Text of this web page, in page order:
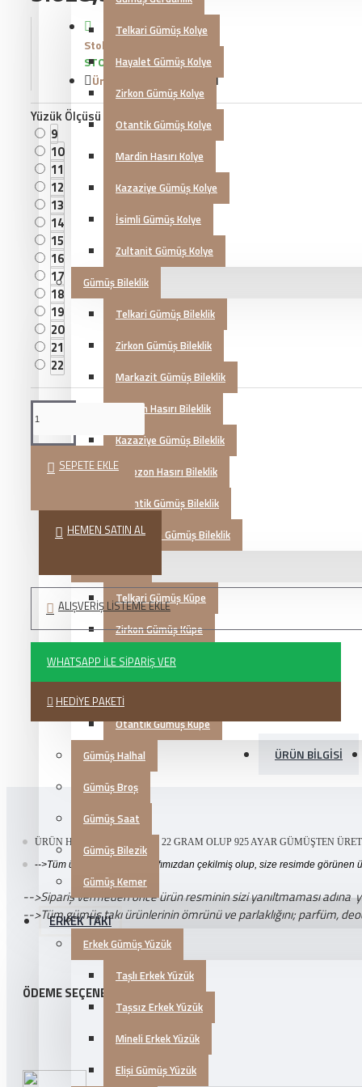
Telkari Gümüş Kolye
Hayalet Gümüş Kolye
Zirkon Gümüş Kolye
Otantik Gümüş Kolye
Mardin Hasırı Kolye
Kazaziye Gümüş Kolye
İsimli Gümüş Kolye
Zultanit Gümüş Kolye
Gümüş Bileklik
Telkari Gümüş Bileklik
Zirkon Gümüş Bileklik
Markazit Gümüş Bileklik
Mardin Hasırı Bileklik
Kazaziye Gümüş Bileklik
Trabzon Hasırı Bileklik
Otantik Gümüş Bileklik
Şahmeran Gümüş Bileklik
Telkari Gümüş Küpe
Zirkon Gümüş Küpe
Markazit Gümüş Küpe
Hasır Gümüş Küpe
Otantik Gümüş Küpe
Gümüş Halhal
Gümüş Broş
Gümüş Saat
Gümüş Bilezik
Gümüş Kemer
ERKEK TAKI
Erkek Gümüş Yüzük
Taşlı Erkek Yüzük
Taşsız Erkek Yüzük
Mineli Erkek Yüzük
Elişi Gümüş Yüzük
Stok Durumu:
STOKTA VAR
Ürün Kodu::
KG20230591
Yüzük Ölçüsü
9
10
11
12
13
14
15
16
17
18
19
20
21
22
SEPETE EKLE
HEMEN SATIN AL
ALIŞVERIŞ LISTEME EKLE
WHATSAPP İLE SIPARIŞ VER
HEDIYE PAKETI
ÜRÜN BILGISI
ÜRÜN HAKKINDA SETİMİZ 22 GRAM OLUP 925 AYAR GÜMÜŞTEN
-->Tüm ürün fotoğrafları tarafımızdan çekilmiş olup, size resimde görünen
-->Sipariş vermeden önce ürün resminin sizi yanıltmaması adına
-->Tüm gümüş takı ürünlerinin ömrünü ve parlaklığını; parfüm,
ÖDEME SEÇENEKLERI